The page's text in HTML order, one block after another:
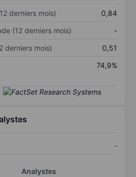
derniers mois)
0,84
(12 derniers mois)
-
derniers mois)
0,51
74,9%
-
Analystes